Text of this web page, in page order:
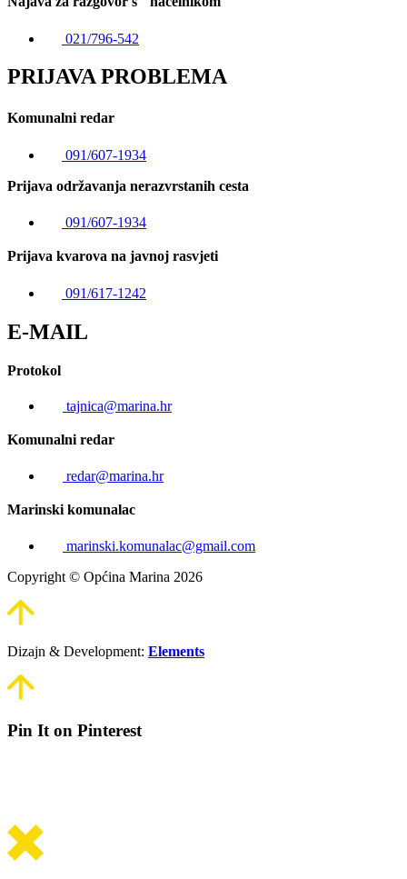
021/796-542
PRIJAVA PROBLEMA
Komunalni redar
091/607-1934
Prijava održavanja nerazvrstanih cesta
091/607-1934
Prijava kvarova na javnoj rasvjeti
091/617-1242
E-MAIL
Protokol
tajnica@marina.hr
Komunalni redar
redar@marina.hr
Marinski komunalac
marinski.komunalac@gmail.com
Copyright © Općina Marina 2026
Dizajn & Development: Elements
Pin It on Pinterest